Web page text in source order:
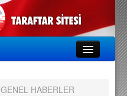
GENEL HABERLER